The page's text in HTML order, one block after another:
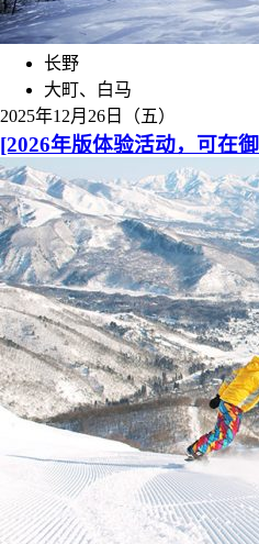
长野
大町、白马
2025年12月26日（五）
[2026年版体验活动，可在